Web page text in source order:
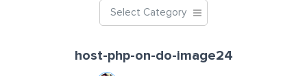
Select Category
host-php-on-do-image24